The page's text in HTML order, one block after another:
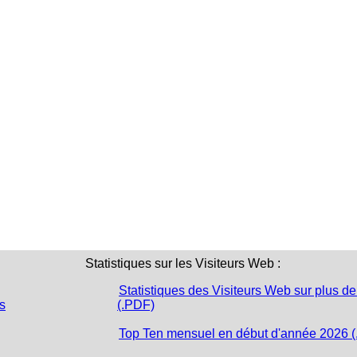
Statistiques sur les Visiteurs Web :
Statistiques des Visiteurs Web sur plus
(.PDF)
Top Ten mensuel en début d'année 2026